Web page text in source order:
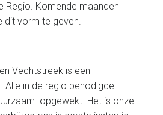
Regio. Komende maanden
dit vorm te geven.
Vechtstreek is een
Alle in de regio benodigde
opgewekt. Het is onze